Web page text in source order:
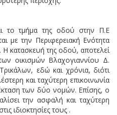
το τμήμα της οδού στην Π.Ε
με την Περιφερειακή Ενότητα
Η κατασκευή της οδού, αποτελεί
οικισμών Βλαχογιαννίου Δ.
εδώ και χρόνια, διότι
και ταχύτερη επικοινωνία
των δύο νομών. Επίσης, ο
την ασφαλή και ταχύτερη
ιδιοκτησίες τους .